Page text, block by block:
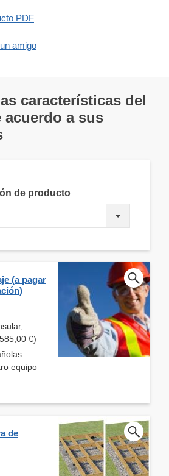
PDF
amigo
características del
a sus
de producto
(a pagar
€)
equipo
de